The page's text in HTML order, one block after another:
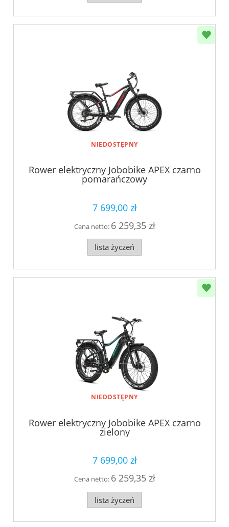
NIEDOSTĘPNY
Rower elektryczny Jobobike APEX czarno
pomarańczowy
7 699,00 zł
Cena netto: 6 259,35 zł
lista życzeń
NIEDOSTĘPNY
Rower elektryczny Jobobike APEX czarno
zielony
7 699,00 zł
Cena netto: 6 259,35 zł
lista życzeń